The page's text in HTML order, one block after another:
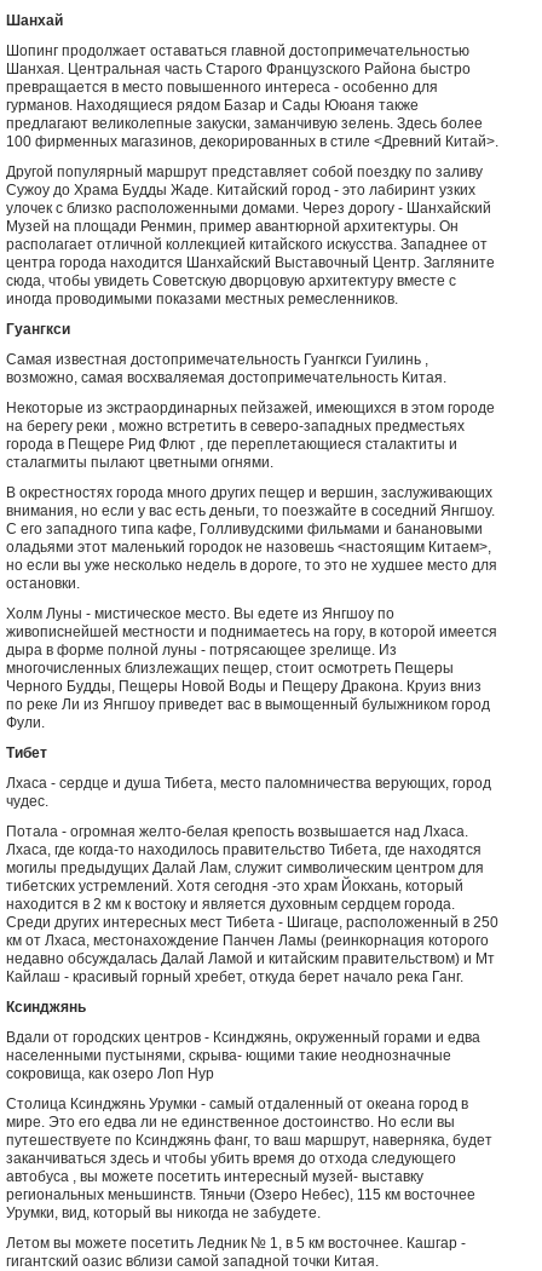
Шанхай
Шопинг продолжает оставаться главной достопримечательностью
Шанхая. Центральная часть Старого Французского Района быстро
превращается в место повышенного интереса - особенно для
гурманов. Находящиеся рядом Базар и Сады Ююаня также
предлагают великолепные закуски, заманчивую зелень. Здесь более
100 фирменных магазинов, декорированных в стиле <Древний Китай>.
Другой популярный маршрут представляет собой поездку по заливу
Сужоу до Храма Будды Жаде. Китайский город - это лабиринт узких
улочек с близко расположенными домами. Через дорогу - Шанхайский
Музей на площади Ренмин, пример авантюрной архитектуры. Он
располагает отличной коллекцией китайского искусства. Западнее от
центра города находится Шанхайский Выставочный Центр. Загляните
сюда, чтобы увидеть Советскую дворцовую архитектуру вместе с
иногда проводимыми показами местных ремесленников.
Гуангкси
Самая известная достопримечательность Гуангкси Гуилинь ,
возможно, самая восхваляемая достопримечательность Китая.
Некоторые из экстраординарных пейзажей, имеющихся в этом городе
на берегу реки , можно встретить в северо-западных предместьях
города в Пещере Рид Флют , где переплетающиеся сталактиты и
сталагмиты пылают цветными огнями.
В окрестностях города много других пещер и вершин, заслуживающих
внимания, но если у вас есть деньги, то поезжайте в соседний Янгшоу.
С его западного типа кафе, Голливудскими фильмами и банановыми
оладьями этот маленький городок не назовешь <настоящим Китаем>,
но если вы уже несколько недель в дороге, то это не худшее место для
остановки.
Холм Луны - мистическое место. Вы едете из Янгшоу по
живописнейшей местности и поднимаетесь на гору, в которой имеется
дыра в форме полной луны - потрясающее зрелище. Из
многочисленных близлежащих пещер, стоит осмотреть Пещеры
Черного Будды, Пещеры Новой Воды и Пещеру Дракона. Круиз вниз
по реке Ли из Янгшоу приведет вас в вымощенный булыжником город
Фули.
Тибет
Лхаса - сердце и душа Тибета, место паломничества верующих, город
чудес.
Потала - огромная желто-белая крепость возвышается над Лхаса.
Лхаса, где когда-то находилось правительство Тибета, где находятся
могилы предыдущих Далай Лам, служит символическим центром для
тибетских устремлений. Хотя сегодня -это храм Йокхань, который
находится в 2 км к востоку и является духовным сердцем города.
Среди других интересных мест Тибета - Шигаце, расположенный в 250
км от Лхаса, местонахождение Панчен Ламы (реинкорнация которого
недавно обсуждалась Далай Ламой и китайским правительством) и Мт
Кайлаш - красивый горный хребет, откуда берет начало река Ганг.
Ксинджянь
Вдали от городских центров - Ксинджянь, окруженный горами и едва
населенными пустынями, скрыва- ющими такие неоднозначные
сокровища, как озеро Лоп Нур
Столица Ксинджянь Урумки - самый отдаленный от океана город в
мире. Это его едва ли не единственное достоинство. Но если вы
путешествуете по Ксинджянь фанг, то ваш маршрут, наверняка, будет
заканчиваться здесь и чтобы убить время до отхода следующего
автобуса , вы можете посетить интересный музей- выставку
региональных меньшинств. Тяньчи (Озеро Небес), 115 км восточнее
Урумки, вид, который вы никогда не забудете.
Летом вы можете посетить Ледник № 1, в 5 км восточнее. Кашгар -
гигантский оазис вблизи самой западной точки Китая.